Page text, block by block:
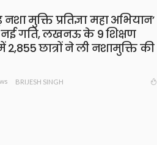
नशा मुक्ति प्रतिज्ञा महा अभियान’
नई गति, लखनऊ के 9 शिक्षण
2,855 छात्रों ने ली नशामुक्ति की
BRIJESH SINGH